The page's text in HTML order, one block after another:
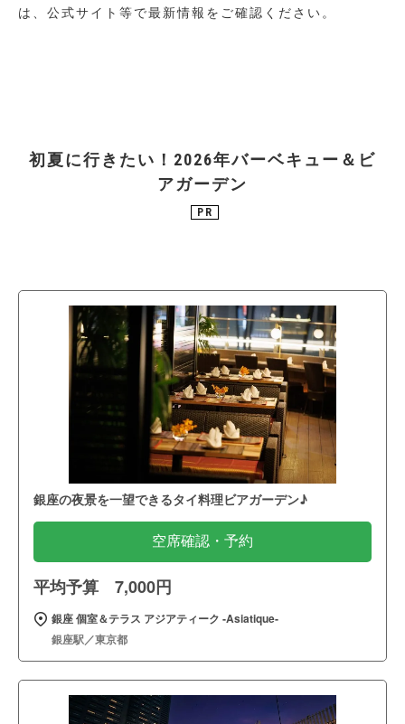
は、公式サイト等で最新情報をご確認ください。
初夏に行きたい！2026年バーベキュー＆ビ
アガーデン
PR
銀座の夜景を一望できるタイ料理ビアガーデン♪
空席確認・予約
平均予算 7,000円
銀座 個室＆テラス アジアティーク ‐Asiatique‐
銀座駅／東京都